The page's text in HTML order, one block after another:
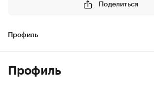
Поделиться
Профиль
Профиль